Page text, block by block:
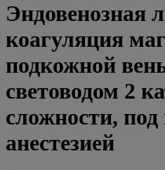
Эндовенозная
коагуляция
подкожной
световодом 2
сложности,
анестезией